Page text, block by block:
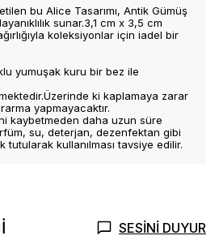
bu Alice Tasarımı, Antik Gümüş
sunar.3,1 cm x 3,5 cm
koleksiyonlar için iadel bir
yumuşak kuru bir bez ile
ki kaplamaya zarar
yapmayacaktır.
kaybetmeden daha uzun süre
su, deterjan, dezenfektan gibi
tutularak kullanılması tavsiye edilir.
SESİNİ DUYUR